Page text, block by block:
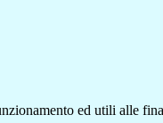
ed utili alle